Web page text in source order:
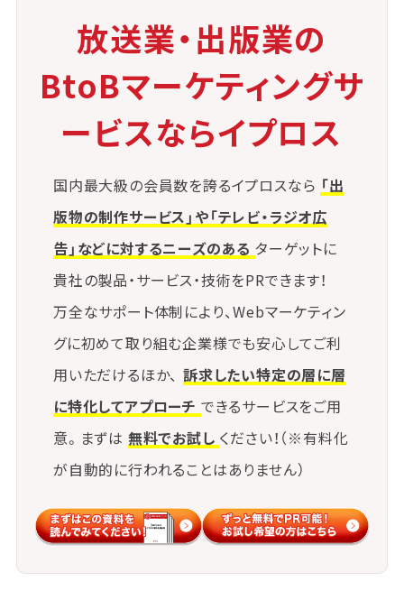
放送業・出版業の
BtoBマーケティングサ
ービスならイプロス
国内最大級の会員数を誇るイプロスなら 「出
版物の制作サービス」や「テレビ・ラジオ広
告」などに対するニーズのある ターゲットに
貴社の製品・サービス・技術をPRできます！
万全なサポート体制により、Webマーケティン
グに初めて取り組む企業様でも安心してご利
用いただけるほか、 訴求したい特定の層に層
に特化してアプローチ できるサービスをご用
意。まずは 無料でお試し ください！（※有料化
が自動的に行われることはありません）